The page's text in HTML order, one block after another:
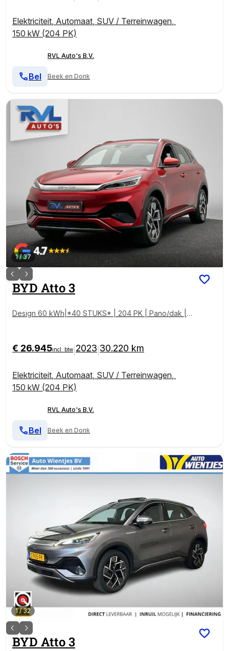
Elektriciteit, Automaat, SUV / Terreinwagen,
150 kW (204 PK)
RVL Auto's B.V.
Beek en Donk
Bel
1/37
BYD Atto 3
Design 60 kWh|*40 STUKS* | 204 PK | Pano/dak |
€ 26.945incl. btw 2023 30.220 km
Elektriciteit, Automaat, SUV / Terreinwagen,
150 kW (204 PK)
RVL Auto's B.V.
Beek en Donk
Bel
1/32
BYD Atto 3